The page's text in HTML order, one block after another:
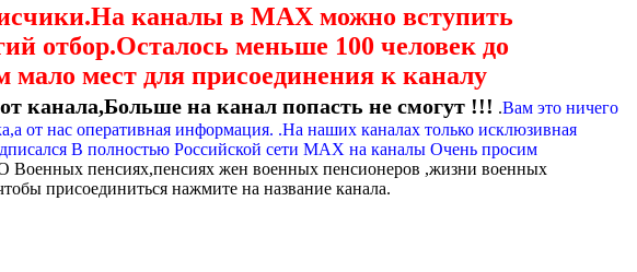
каналы в МАХ можно вступить
отбор.Осталось меньше 100 человек до
мало мест для присоединения к каналу
канала,Больше на канал попасть не смогут !!! .Вам это ничего
от нас оперативная информация. .На наших каналах только исклюзивная
В полностью Российской сети МАХ на каналы Очень просим
пенсиях,пенсиях жен военных пенсионеров ,жизни военных
присоединиться нажмите на название канала.